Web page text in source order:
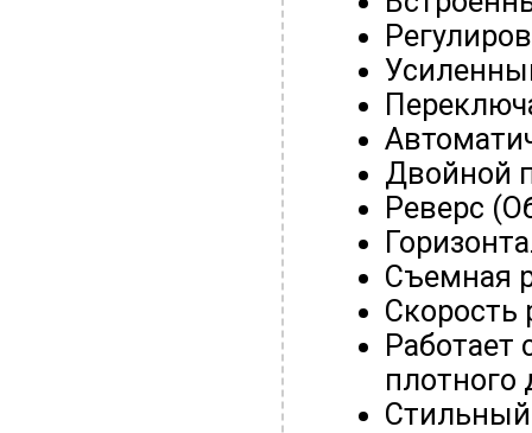
Двойной
Реверс
Съемная
Скорость
плотного